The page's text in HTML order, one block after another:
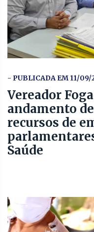
- PUBLICADA EM 11/09/
Vereador
andamento
recursos de
Saúde